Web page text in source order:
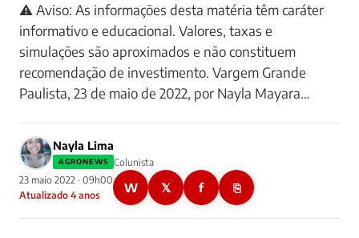
⚠️ Aviso: As informações desta matéria têm caráter
informativo e educacional. Valores, taxas e
simulações são aproximados e não constituem
recomendação de investimento. Vargem Grande
Paulista, 23 de maio de 2022, por Nayla Mayara…
Nayla Lima
AGRONEWS
Colunista
23 maio 2022 · 09h00
Atualizado 4 anos
W 𝕏 f ⎘